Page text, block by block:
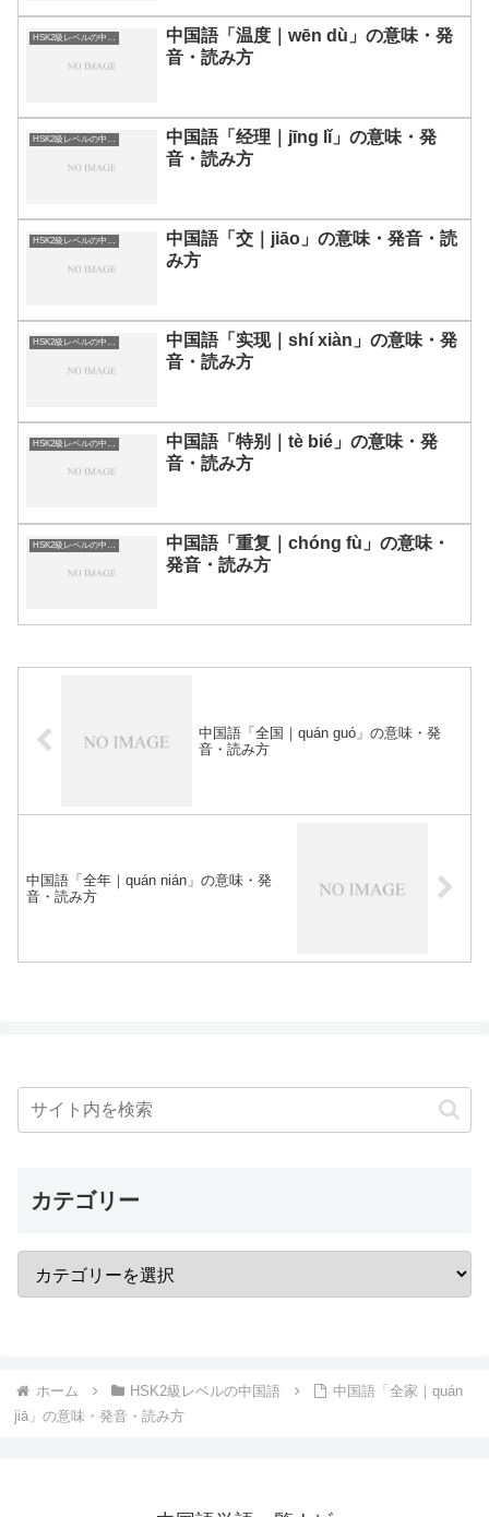
HSK2級レベルの中国語
中国語「温度｜wēn dù」の意味・発
音・読み方
HSK2級レベルの中国語
中国語「经理｜jīng lǐ」の意味・発
音・読み方
HSK2級レベルの中国語
中国語「交｜jiāo」の意味・発音・読
み方
HSK2級レベルの中国語
中国語「实现｜shí xiàn」の意味・発
音・読み方
中国語「特别｜tè bié」の意味・発
音・読み方
中国語「重复｜chóng fù」の意味・
発音・読み方
中国語「全国｜quán guó」の意味・発
音・読み方
中国語「全年｜quán nián」の意味・発
音・読み方
カテゴリー
ホーム HSK2級レベルの中国語
中国語「全家｜quán
jiā」の意味・発音・読み方